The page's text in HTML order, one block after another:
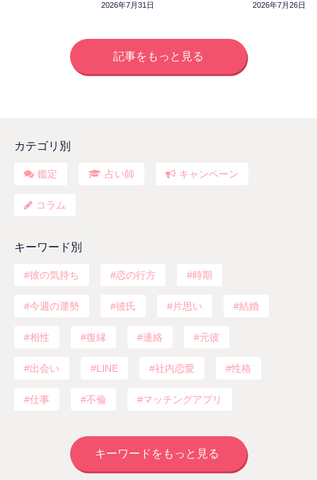
2026年7月31日 2026年7月26日
記事をもっと見る
カテゴリ別
鑑定 占い師 キャンペーン
コラム
キーワード別
彼の気持ち 恋の行方 時期
今週の運勢 彼氏 片思い 結婚
相性 復縁 連絡 元彼
出会い LINE 社内恋愛 性格
仕事 不倫 マッチングアプリ
キーワードをもっと見る